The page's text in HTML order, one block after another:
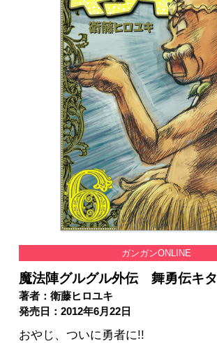
会社情報 採用情報
スクウェア・エニックス サイト内検索
ガンガンONLINE
魔法陣グルグル外伝 舞勇伝キ
著者：衛藤ヒロユキ
発売日：2012年6月22日
おやじ、ついに勇者に!!